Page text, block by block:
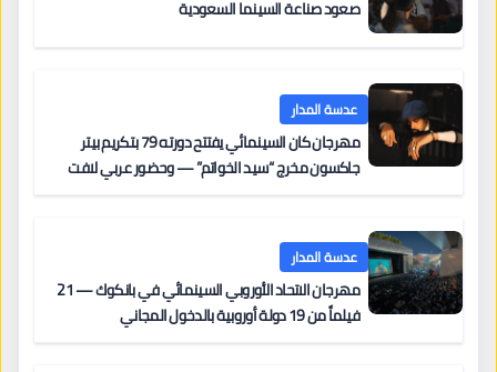
صعود صناعة السينما السعودية
عدسة المدار
مهرجان كان السينمائي يفتتح دورته 79 بتكريم بيتر
جاكسون مخرج “سيد الخواتم” — وحضور عربي لافت
عدسة المدار
مهرجان الاتحاد الأوروبي السينمائي في بانكوك — 21
فيلماً من 19 دولة أوروبية بالدخول المجاني